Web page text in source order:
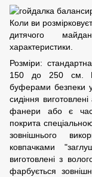
Коли ви
дитячого
характеристики.
Розміри:
150 до 250 см.
буферами безпеки
сидіння
фанери або є
покрита
зовнішнього
ковпачками
виготовлені з
фарбується